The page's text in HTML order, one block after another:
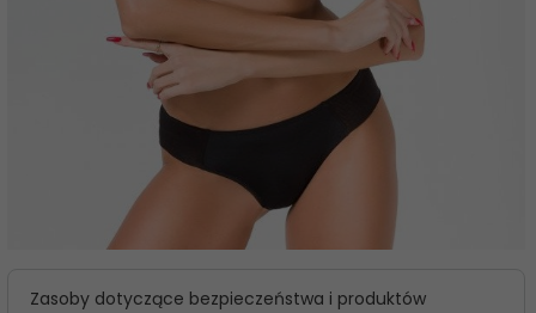
Zasoby dotyczące bezpieczeństwa i produktów